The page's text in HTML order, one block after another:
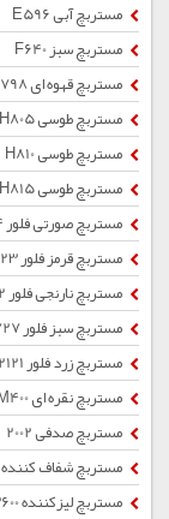
مستربچ آبی E596
مستربچ سبز F640
مستربچ قهوه ای G798
مستربچ طوسی H805
مستربچ طوسی H810
مستربچ طوسی H815
مستربچ صورتی فلور Z2424
مستربچ قرمز فلور Z2323
مستربچ نارنجی فلور Z2222
مستربچ سبز فلور Z2727
مستربچ زرد فلور Z2121
مستربچ نقره ای M400
مستربچ صدفی 2002
مستربچ شفاف کننده 2000
مستربچ لیزکننده 3600